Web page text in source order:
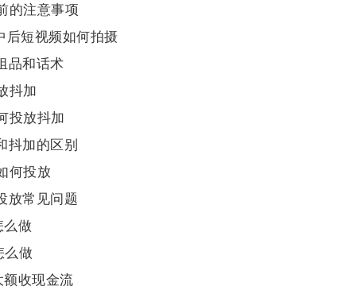
的注意事项
后短视频如何拍摄
品和话术
抖加
投放抖加
抖加的区别
何投放
放常见问题
做
么做
收现金流